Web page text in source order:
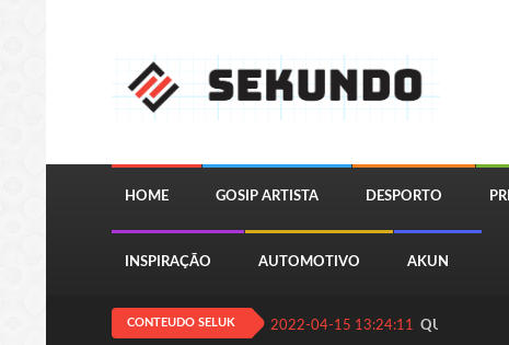
HOME GOSIP ARTISTA DESPORTO
INSPIRAÇÃO AUTOMOTIVO AKUN
CONTEUDO SELUK 2022-04-15 13:24:11 QUIZ JOGA